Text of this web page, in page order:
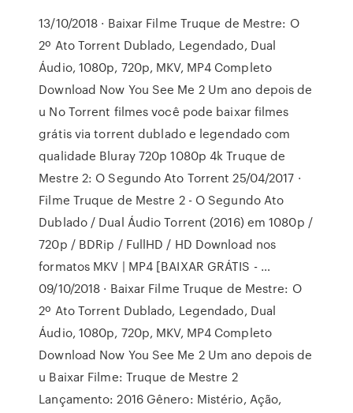
13/10/2018 · Baixar Filme Truque de Mestre: O
2º Ato Torrent Dublado, Legendado, Dual
Áudio, 1080p, 720p, MKV, MP4 Completo
Download Now You See Me 2 Um ano depois de
u No Torrent filmes você pode baixar filmes
grátis via torrent dublado e legendado com
qualidade Bluray 720p 1080p 4k Truque de
Mestre 2: O Segundo Ato Torrent 25/04/2017 ·
Filme Truque de Mestre 2 - O Segundo Ato
Dublado / Dual Áudio Torrent (2016) em 1080p /
720p / BDRip / FullHD / HD Download nos
formatos MKV | MP4 [BAIXAR GRÁTIS - …
09/10/2018 · Baixar Filme Truque de Mestre: O
2º Ato Torrent Dublado, Legendado, Dual
Áudio, 1080p, 720p, MKV, MP4 Completo
Download Now You See Me 2 Um ano depois de
u Baixar Filme: Truque de Mestre 2
Lançamento: 2016 Gênero: Mistério, Ação,